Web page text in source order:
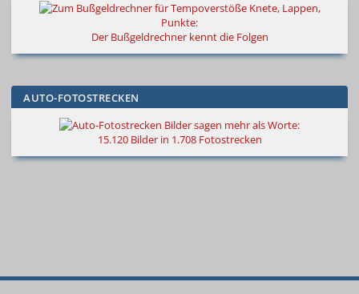
Knete, Lappen,
Punkte:
Der Bußgeldrechner kennt die Folgen
AUTO-FOTOSTRECKEN
Bilder sagen mehr als Worte:
15.120 Bilder in 1.708 Fotostrecken